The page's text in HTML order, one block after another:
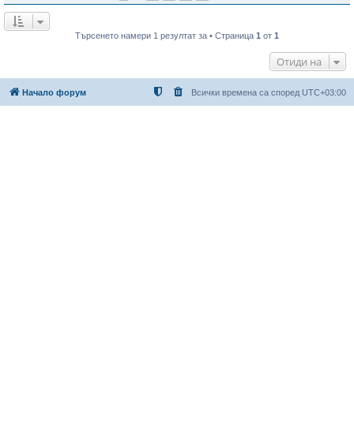
Търсенето намери 1 резултат за • Страница 1 от 1
Отиди на
Начало форум Всички времена са според UTC+03:00